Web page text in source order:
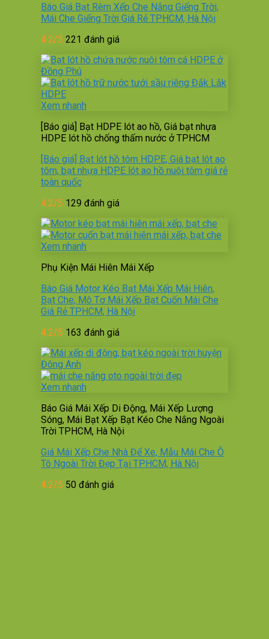
Báo Giá Bạt Rèm Xếp Che Nắng Giếng Trời,
Mái Che Giếng Trời Giá Rẻ TPHCM, Hà Nội
4.2/5 221 đánh giá
Xem nhanh
[Báo giá] Bạt HDPE lót ao hồ, Giá bạt nhựa
HDPE lót hồ chống thấm nước ở TPHCM
[Báo giá] Bạt lót hồ tôm HDPE, Giá bạt lót ao
tôm, bạt nhựa HDPE lót ao hồ nuôi tôm giá rẻ
toàn quốc
4.2/5 129 đánh giá
Xem nhanh
Phụ Kiện Mái Hiên Mái Xếp
Báo Giá Motor Kéo Bạt Mái Xếp Mái Hiên,
Bạt Che, Mô Tơ Mái Xếp Bạt Cuốn Mái Che
Giá Rẻ TPHCM, Hà Nội
4.2/5 163 đánh giá
Xem nhanh
Báo Giá Mái Xếp Di Động, Mái Xếp Lượng
Sóng, Mái Bạt Xếp Bạt Kéo Che Nắng Ngoài
Trời TPHCM, Hà Nội
Giá Mái Xếp Che Nhà Để Xe, Mẫu Mái Che Ô
Tô Ngoài Trời Đẹp Tại TPHCM, Hà Nội
4.2/5 50 đánh giá